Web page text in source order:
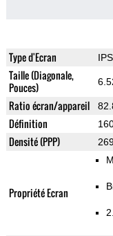
Type d'Ecran
Taille (Diagonale,
Pouces)
Ratio écran/appareil
Définition
Densité (PPP)
Propriété Ecran